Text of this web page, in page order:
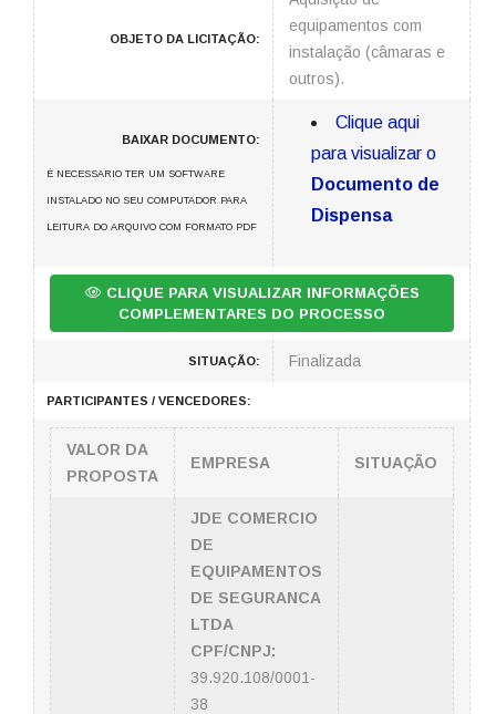
OBJETO DA LICITAÇÃO:
equipamentos com
instalação (câmaras e
outros).
BAIXAR DOCUMENTO:
É NECESSARIO TER UM SOFTWARE
INSTALADO NO SEU COMPUTADOR PARA
LEITURA DO ARQUIVO COM FORMATO PDF
Clique aqui
para visualizar o
Documento de
Dispensa
CLIQUE PARA VISUALIZAR INFORMAÇÕES
COMPLEMENTARES DO PROCESSO
SITUAÇÃO: Finalizada
PARTICIPANTES / VENCEDORES:
VALOR DA
PROPOSTA
EMPRESA SITUAÇÃO
JDE COMERCIO
DE
EQUIPAMENTOS
DE SEGURANCA
LTDA
CPF/CNPJ:
39.920.108/0001-
38